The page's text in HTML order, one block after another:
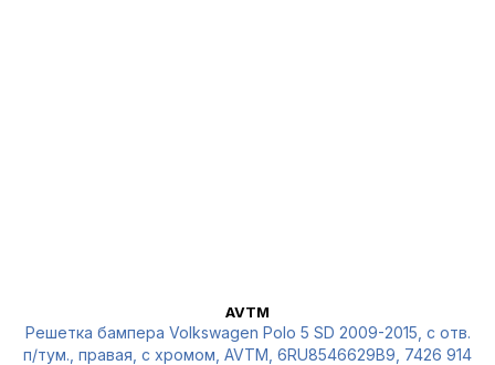
AVTM
Решетка бампера Volkswagen Polo 5 SD 2009-2015, с отв.
п/тум., правая, с хромом, AVTM, 6RU8546629B9, 7426 914